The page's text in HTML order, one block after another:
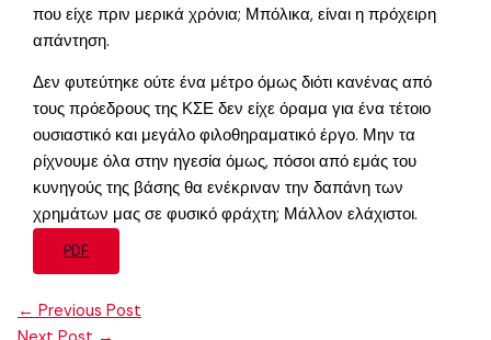
που είχε πριν μερικά χρόνια; Μπόλικα, είναι η πρόχειρη
απάντηση.
Δεν φυτεύτηκε ούτε ένα μέτρο όμως διότι κανένας από
τους πρόεδρους της ΚΣΕ δεν είχε όραμα για ένα τέτοιο
ουσιαστικό και μεγάλο φιλοθηραματικό έργο. Μην τα
ρίχνουμε όλα στην ηγεσία όμως, πόσοι από εμάς του
κυνηγούς της βάσης θα ενέκριναν την δαπάνη των
χρημάτων μας σε φυσικό φράχτη; Μάλλον ελάχιστοι.
PDF
← Previous Post